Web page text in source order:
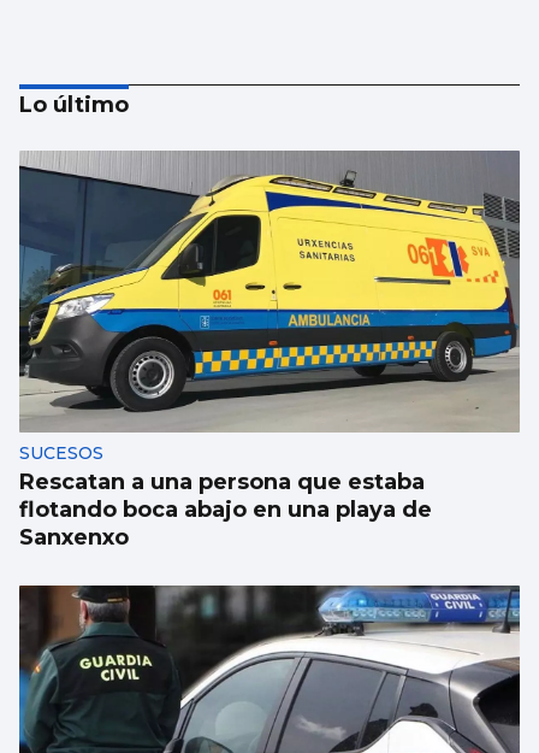
Trump amenaza con un golpe “muy duro”
si Ormuz no abre
Lo último
SUCESOS
Rescatan a una persona que estaba
flotando boca abajo en una playa de
Sanxenxo